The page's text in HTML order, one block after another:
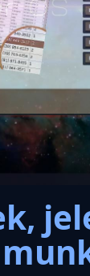
letölthető a
újabb